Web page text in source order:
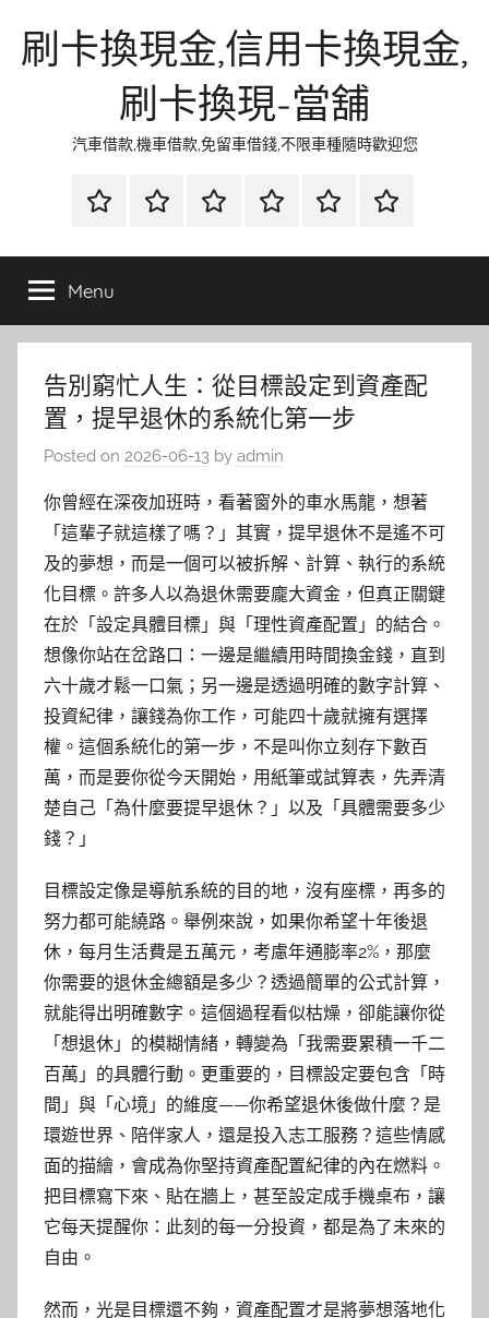
刷卡換現金,信用卡換現金,
刷卡換現-當舖
汽車借款,機車借款,免留車借錢,不限車種隨時歡迎您
首
當
金
網
資
流
時
環
清
聯
徵
Menu
告別窮忙人生：從目標設定到資產配
置，提早退休的系統化第一步
Posted on 2026-06-13 by admin
你曾經在深夜加班時，看著窗外的車水馬龍，想著
「這輩子就這樣了嗎？」其實，提早退休不是遙不可
及的夢想，而是一個可以被拆解、計算、執行的系統
化目標。許多人以為退休需要龐大資金，但真正關鍵
在於「設定具體目標」與「理性資產配置」的結合。
想像你站在岔路口：一邊是繼續用時間換金錢，直到
六十歲才鬆一口氣；另一邊是透過明確的數字計算、
投資紀律，讓錢為你工作，可能四十歲就擁有選擇
權。這個系統化的第一步，不是叫你立刻存下數百
萬，而是要你從今天開始，用紙筆或試算表，先弄清
楚自己「為什麼要提早退休？」以及「具體需要多少
錢？」
目標設定像是導航系統的目的地，沒有座標，再多的
努力都可能繞路。舉例來說，如果你希望十年後退
休，每月生活費是五萬元，考慮年通膨率2%，那麼
你需要的退休金總額是多少？透過簡單的公式計算，
就能得出明確數字。這個過程看似枯燥，卻能讓你從
「想退休」的模糊情緒，轉變為「我需要累積一千二
百萬」的具體行動。更重要的，目標設定要包含「時
間」與「心境」的維度——你希望退休後做什麼？是
環遊世界、陪伴家人，還是投入志工服務？這些情感
面的描繪，會成為你堅持資產配置紀律的內在燃料。
把目標寫下來、貼在牆上，甚至設定成手機桌布，讓
它每天提醒你：此刻的每一分投資，都是為了未來的
自由。
然而，光是目標還不夠，資產配置才是將夢想落地化